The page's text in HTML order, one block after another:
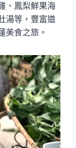
、鳳梨鮮果海
湯等，豐富道
美食之旅。